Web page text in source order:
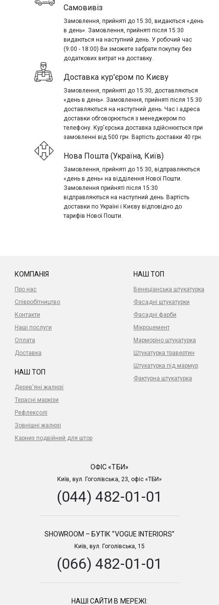
Самовивіз
Замовлення, прийняті до 15:30, видаються «день
в день». Замовлення, прийняті після 15:30
видаються на наступний день. У робочий час
(9:00 - 18:00) Ви зможете забрати покупку без
додаткових витрат на доставку.
Доставка кур'єром по Києву
Замовлення, прийняті до 15:30, доставляються
«день в день». Замовлення, прийняті після 15:30
доставляються на наступний день. Час і адреса
доставки обговорюється з менеджером по
телефону. Кур'єрська доставка здійснюється при
замовленні від 500 грн. Вартість доставки 40 грн.
Нова Пошта (Україна, Київ)
Замовлення, прийняті до 15:30, відправляються
«день в день» на відділення Нової Пошти.
Замовлення прийняті після 15:30
відправляються на наступний день. Вартість
доставки по Україні і Києву відповідно до
тарифів Нової Пошти.
КОМПАНІЯ
Про нас
Співробітництво
Контакти
Наші послуги
Оплата
Доставка
НАШ ТОП
Венеціанська штукатурка
Фасадні штукатурки
Фасадні фарби
Мікроцемент
Марморіно штукатурка
Штукатурка травертин
Штукатурка під мармур
Фактурна штукатурка
НАШ ТОП
Дерев'яні жалюзі
Терасні маркізи
Рефлексолі
Зовнішні жалюзі
Карниз подвійний для штор
ОФІС «ТБИ»
Київ, вул. Гоголівська, 23, офіс «ТБИ»
(044) 482-01-01
SHOWROOM – БУТІК “VOGUE INTERIORS”
Київ, вул. Гоголівська, 15
(066) 482-01-01
НАШІ САЙТИ В МЕРЕЖІ: